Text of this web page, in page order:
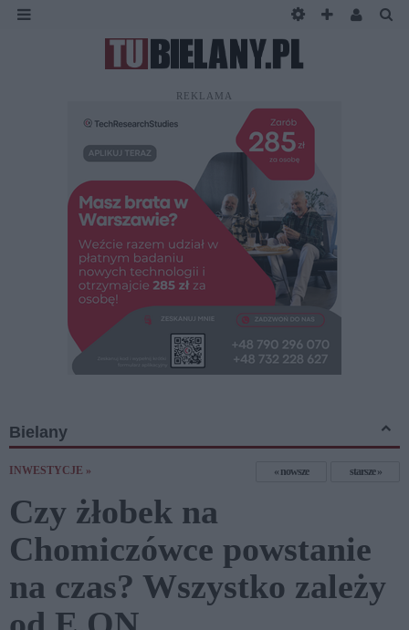
REKLAMA
Bielany
INWESTYCJE » nowsze starsze
Czy żłobek na
Chomiczówce powstanie
na czas? Wszystko zależy